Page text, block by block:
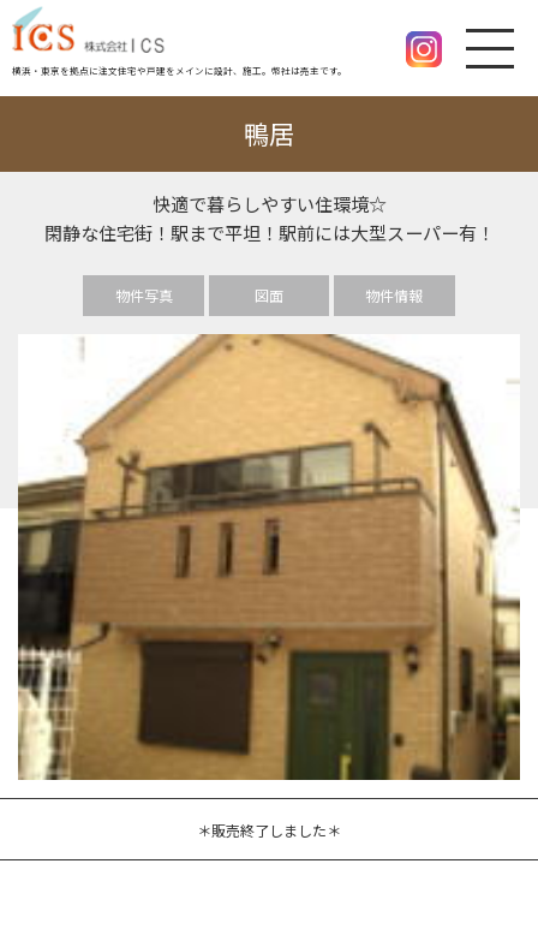
横浜・東京を拠点に注文住宅や戸建をメインに設計、施工。幣社は売主です。
鴨居
快適で暮らしやすい住環境☆
閑静な住宅街！駅まで平坦！駅前には大型スーパー有！
物件写真 図面 物件情報
＊販売終了しました＊